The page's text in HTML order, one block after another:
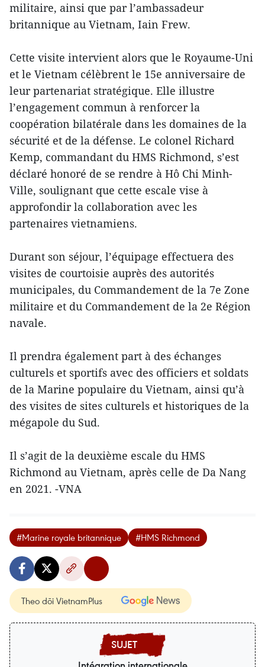
militaire, ainsi que par l’ambassadeur
britannique au Vietnam, Iain Frew.
Cette visite intervient alors que le Royaume-Uni
et le Vietnam célèbrent le 15e anniversaire de
leur partenariat stratégique. Elle illustre
l’engagement commun à renforcer la
coopération bilatérale dans les domaines de la
sécurité et de la défense. Le colonel Richard
Kemp, commandant du HMS Richmond, s’est
déclaré honoré de se rendre à Hô Chi Minh-
Ville, soulignant que cette escale vise à
approfondir la collaboration avec les
partenaires vietnamiens.
Durant son séjour, l’équipage effectuera des
visites de courtoisie auprès des autorités
municipales, du Commandement de la 7e Zone
militaire et du Commandement de la 2e Région
navale.
Il prendra également part à des échanges
culturels et sportifs avec des officiers et soldats
de la Marine populaire du Vietnam, ainsi qu’à
des visites de sites culturels et historiques de la
mégapole du Sud.
Il s’agit de la deuxième escale du HMS
Richmond au Vietnam, après celle de Da Nang
en 2021. -VNA
#Marine royale britannique #HMS Richmond
Theo dõi VietnamPlus